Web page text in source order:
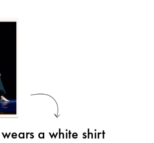
a white shirt